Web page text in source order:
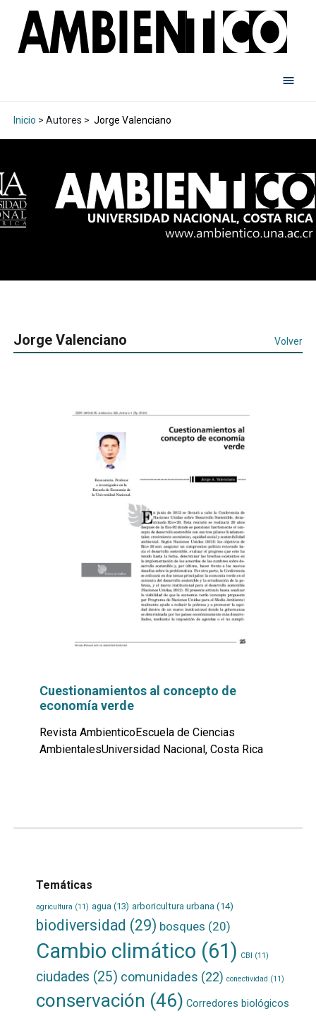
Inicio > Autores > Jorge Valenciano
Jorge Valenciano Volver
Cuestionamientos al concepto de
economía verde
Revista AmbienticoEscuela de Ciencias
AmbientalesUniversidad Nacional, Costa Rica
Temáticas
agricultura (11) agua (13) arboricultura urbana(14)
biodiversidad (29) bosques (20)
Cambio climático (61) CBI (11)
ciudades (25) comunidades (22) conectividad (11)
conservación (46) Corredores biológicos